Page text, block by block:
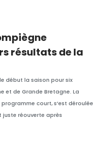
résultats de la
début la saison pour six
et de Grande Bretagne. La
court, s’est déroulée
réouverte après